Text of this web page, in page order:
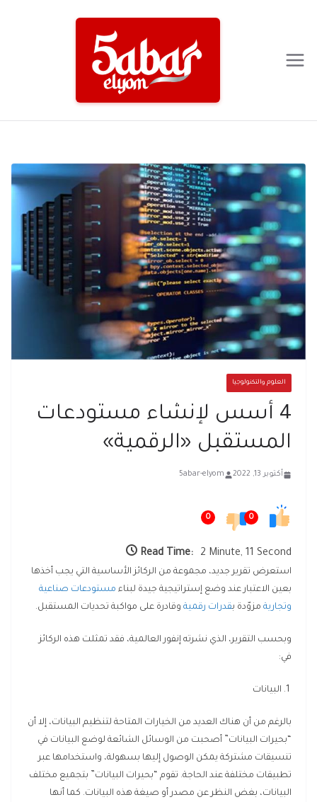
العلوم والتكنولوجيا
4 أسس لإنشاء مستودعات
المستقبل «الرقمية»
أكتوبر 13, 2022 5abar-elyom
0
0
Read Time: 2 Minute, 11 Second
استعرض تقرير جديد، مجموعة من الركائز الأساسية التي يجب أخذها
بعين الاعتبار عند وضع إستراتيجية جيدة لبناء مستودعات صناعية
وتجارية مزوّدة بقدرات رقمية وقادرة على مواكبة تحديات المستقبل.
وبحسب التقرير، الذي نشرته إنفور العالمية، فقد تمثلت هذه الركائز
في:
بالرغم من أن هناك العديد من الخيارات المتاحة لتنظيم البيانات، إلا أن
“بحيرات البيانات” أصحبت من الوسائل الشائعة لوضع البيانات في
تنسيقات مشتركة يمكن الوصول إليها بسهولة، واستخدامها عبر
تطبيقات مختلفة عند الحاجة. تقوم “بحيرات البيانات” بتجميع مختلف
البيانات، بغض النظر عن مصدر أو صيغة هذه البيانات. كما أنها